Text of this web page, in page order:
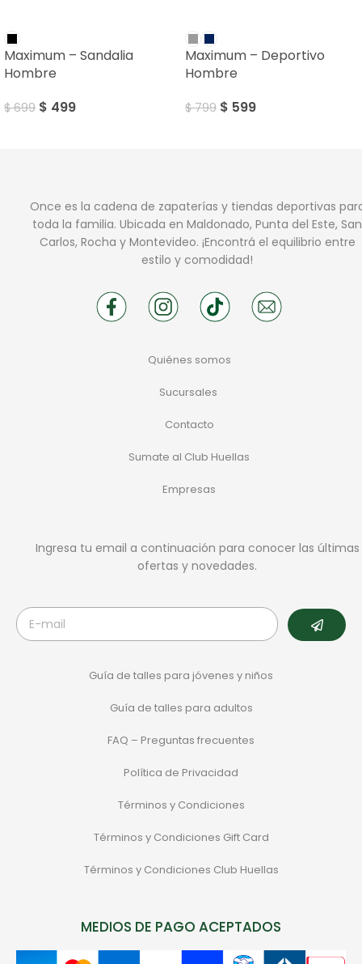
Maximum – Sandalia
Hombre
$699 $ 499
Maximum – Deportivo
Hombre
$799 $ 599
Once es la cadena de zapaterías y tiendas deportivas
toda la familia. Ubicada en Maldonado, Punta del Este, San
Carlos, Rocha y Montevideo. ¡Encontrá el equilibrio entre
estilo y comodidad!
Quiénes somos
Sucursales
Contacto
Sumate al Club Huellas
Empresas
Ingresa tu email a continuación para conocer las últimas
ofertas y novedades.
Guía de talles para jóvenes y niños
Guía de talles para adultos
FAQ – Preguntas frecuentes
Política de Privacidad
Términos y Condiciones
Términos y Condiciones Gift Card
Términos y Condiciones Club Huellas
MEDIOS DE PAGO ACEPTADOS